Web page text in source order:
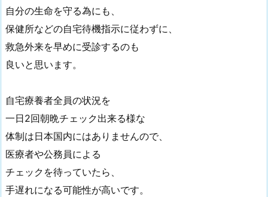
自分の生命を守る為にも、
保健所などの自宅待機指示に従わずに、
救急外来を早めに受診するのも
良いと思います。
自宅療養者全員の状況を
一日2回朝晩チェック出来る様な
体制は日本国内にはありませんので、
医療者や公務員による
チェックを待っていたら、
手遅れになる可能性が高いです。